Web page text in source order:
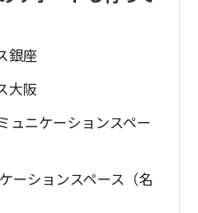
銀座
大阪
ュニケーションスペー
ーションスペース（名